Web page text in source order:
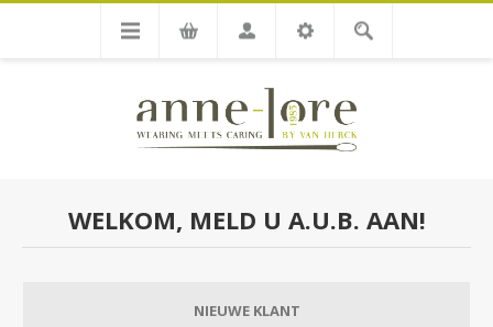
WELKOM, MELD U A.U.B. AAN!
NIEUWE KLANT